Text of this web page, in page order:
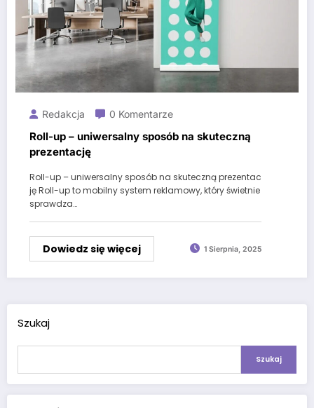
Redakcja 0 Komentarze
Roll-up – uniwersalny sposób na skuteczną
prezentację
Roll-up – uniwersalny sposób na skuteczną prezentac
ję Roll-up to mobilny system reklamowy, który świetnie
sprawdza…
Dowiedz się więcej 1 Sierpnia, 2025
Szukaj
Szukaj